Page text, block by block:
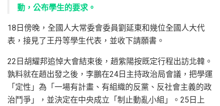
動，公布學生的要求。
18日傍晚，全國人大常委會委員劉延東和幾位全國人大代
表，接見了王丹等學生代表，並收下請願書。
22日胡耀邦追悼大會結束後，趙紫陽按既定行程出訪北韓。
孰料就在趙出發之後，李鵬在24日主持政治局會議，把學運
「定性」為「一場有計畫、有組織的反黨、反社會主義的政
治鬥爭」，並決定在中央成立「制止動亂小組」。25日上